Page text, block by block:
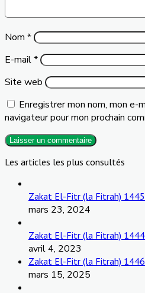
Nom *
E-mail*
Site web
Enregistrer mon nom, mon e-
navigateur pour mon prochain
Les articles les plus consultés
Zakat El-Fitr (la Fitrah)
mars 23, 2024
Zakat El-Fitr (la Fitrah)
avril 4, 2023
Zakat El-Fitr (la Fitrah)
mars 15, 2025